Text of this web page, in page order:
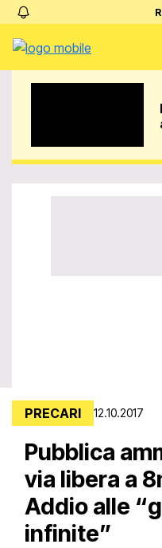
PRECARI 12.10.2017
Pubblica
via libera a
Addio alle
infinite”